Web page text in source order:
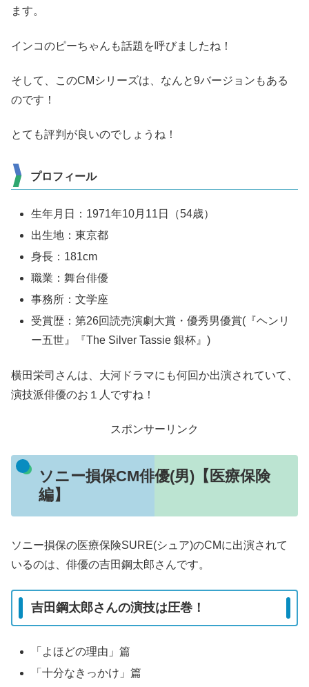
ます。
インコのピーちゃんも話題を呼びましたね！
そして、このCMシリーズは、なんと9バージョンもある
のです！
とても評判が良いのでしょうね！
プロフィール
生年月日：1971年10月11日（54歳）
出生地：東京都
身長：181cm
職業：舞台俳優
事務所：文学座
受賞歴：第26回読売演劇大賞・優秀男優賞(『ヘンリ
ー五世』『The Silver Tassie 銀杯』)
横田栄司さんは、大河ドラマにも何回か出演されていて、
演技派俳優のお１人ですね！
スポンサーリンク
ソニー損保CM俳優(男)【医療保険
編】
ソニー損保の医療保険SURE(シュア)のCMに出演されて
いるのは、俳優の吉田鋼太郎さんです。
吉田鋼太郎さんの演技は圧巻！
「よほどの理由」篇
「十分なきっかけ」篇